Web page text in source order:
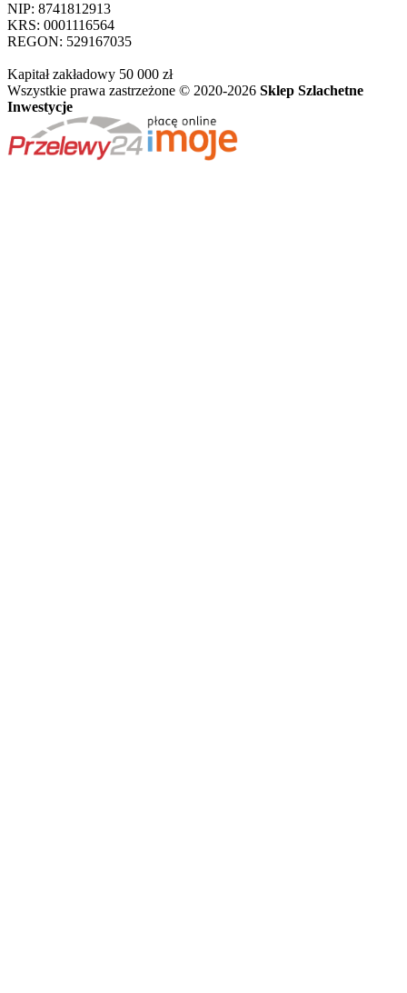
NIP: 8741812913
KRS: 0001116564
REGON: 529167035
Kapitał zakładowy 50 000 zł
Wszystkie prawa zastrzeżone © 2020-2026 Sklep Szlachetne
Inwestycje